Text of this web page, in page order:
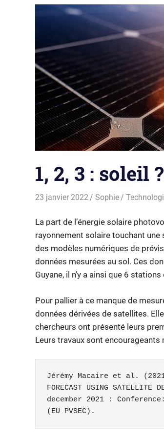
1, 2, 3 : soleil
23 janvier 2022 Sophie
La part de l’énergie solaire
rayonnement solaire touchant
des modèles numériques de
données mesurées au sol. Ces
Guyane, il n’y a ainsi que 6
Pour pallier à ce manque de
données dérivées de satellites.
chercheurs ont présenté leurs
Leurs travaux sont
Jérémy Macaire et al. (2021)
FORECAST USING
december 2021 :
(EU PVSEC).